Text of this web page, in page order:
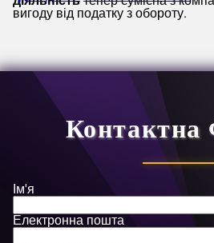
вигоду від податку з обороту.
Ім'я
Електронна пошта